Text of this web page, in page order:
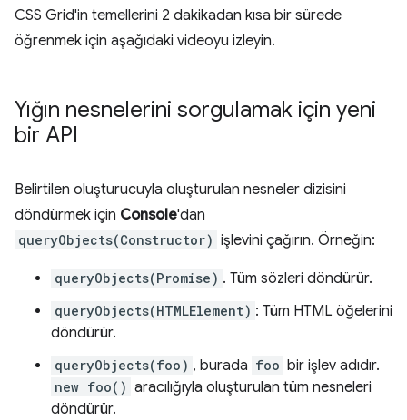
CSS Grid'in temellerini 2 dakikadan kısa bir sürede
öğrenmek için aşağıdaki videoyu izleyin.
Yığın nesnelerini sorgulamak için yeni
bir API
Belirtilen oluşturucuyla oluşturulan nesneler dizisini
döndürmek için Console'dan
queryObjects(Constructor) işlevini çağırın. Örneğin:
queryObjects(Promise) . Tüm sözleri döndürür.
queryObjects(HTMLElement) : Tüm HTML öğelerini
döndürür.
queryObjects(foo) , burada foo bir işlev adıdır.
new foo() aracılığıyla oluşturulan tüm nesneleri
döndürür.